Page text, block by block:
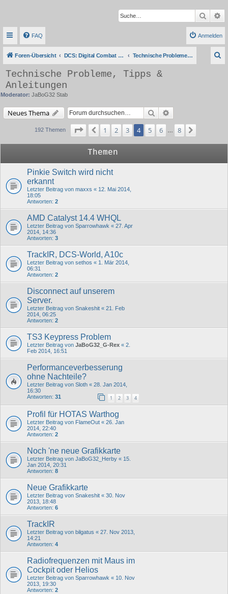
Suche
FAQ Anmelden
Foren-Übersicht DCS: Digital Combat Simulator Series Technische Probleme, Tipps & Anleitungen
Technische Probleme, Tipps &
Anleitungen
Moderator: JaBoG32 Stab
Neues Thema Suche
192 Themen Seite von
Vorherige
1 2 3 4 5 6 8
Themen
Pinkie Switch wird nicht
erkannt
Letzter Beitrag von maxxs « 12. Mai 2014,
18:05
Antworten: 2
AMD Catalyst 14.4 WHQL
Letzter Beitrag von Sparrowhawk « 27. Apr
2014, 14:36
Antworten: 3
TrackIR, DCS-World, A10c
Letzter Beitrag von sethos « 1. Mär 2014,
06:31
Antworten: 2
Disconnect auf unserem
Server.
Letzter Beitrag von Snakeshit « 21. Feb
2014, 06:25
Antworten: 2
TS3 Keypress Problem
Letzter Beitrag von JaBoG32_G-Rex « 2.
Feb 2014, 16:51
Performanceverbesserung
ohne Nachteile?
Letzter Beitrag von Sloth « 28. Jan 2014,
16:30
Antworten: 31 1 2 3 4
Profil für HOTAS Warthog
Letzter Beitrag von FlameOut « 26. Jan
2014, 22:40
Antworten: 2
Noch 'ne neue Grafikkarte
Letzter Beitrag von JaBoG32_Herby « 15.
Jan 2014, 20:31
Antworten: 8
Neue Grafikkarte
Letzter Beitrag von Snakeshit « 30. Nov
2013, 18:48
Antworten: 6
TrackIR
Letzter Beitrag von bilgatus « 27. Nov 2013,
14:21
Antworten: 4
Radiofrequenzen mit Maus im
Cockpit oder Helios
Letzter Beitrag von Sparrowhawk « 10. Nov
2013, 19:30
Antworten: 2